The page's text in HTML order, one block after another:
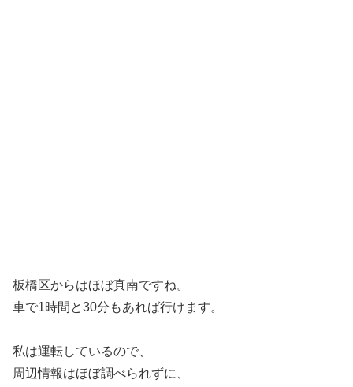
板橋区からはほぼ真南ですね。
車で1時間と30分もあれば行けます。
私は運転しているので、
周辺情報はほぼ調べられずに、